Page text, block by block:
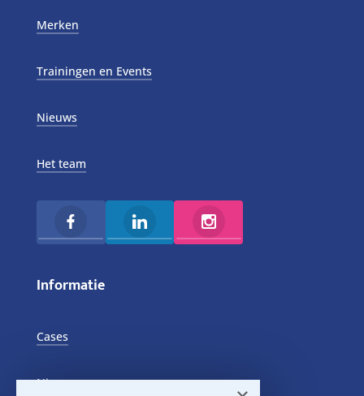
Merken
Trainingen en Events
Nieuws
Het team
Informatie
Cases
Nieuws